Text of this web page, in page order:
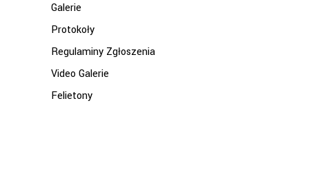
Galerie
Protokoły
Regulaminy Zgłoszenia
Video Galerie
Felietony